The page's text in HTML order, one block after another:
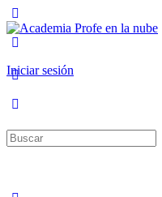
Side
Iniciar sesión
Buscar: